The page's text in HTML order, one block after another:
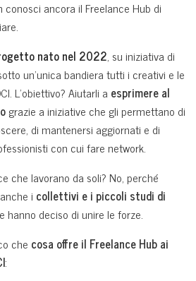
conosci ancora il Freelance Hub di
nato nel 2022, su iniziativa di
un’unica bandiera tutti i creativi e le
L’obiettivo? Aiutarli a esprimere al
grazie a iniziative che gli permettano di
di mantenersi aggiornati e di
con cui fare network.
che lavorano da soli? No, perché
i collettivi e i piccoli studi di
hanno deciso di unire le forze.
che cosa offre il Freelance Hub ai
: